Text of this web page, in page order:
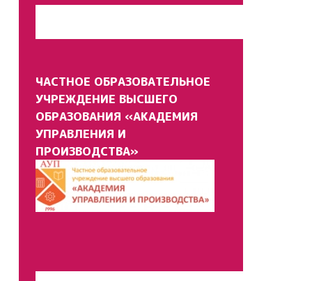
ЧАСТНОЕ ОБРАЗОВАТЕЛЬНОЕ
УЧРЕЖДЕНИЕ ВЫСШЕГО
ОБРАЗОВАНИЯ «АКАДЕМИЯ
УПРАВЛЕНИЯ И
ПРОИЗВОДСТВА»